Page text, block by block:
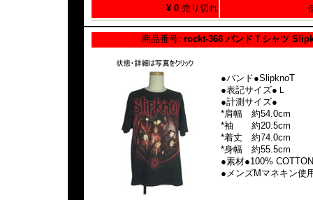
¥ 0 売り切れ
商品番号: rockt-368 バンドＴシャツ
●バンド●SlipknoT
●表記サイズ●Ｌ
●計測サイズ●
*肩幅 約54.0cm
*袖 約20.5cm
*着丈 約74.0cm
*身幅 約55.5cm
●素材●100% COTTON
●メンズMマネキン使